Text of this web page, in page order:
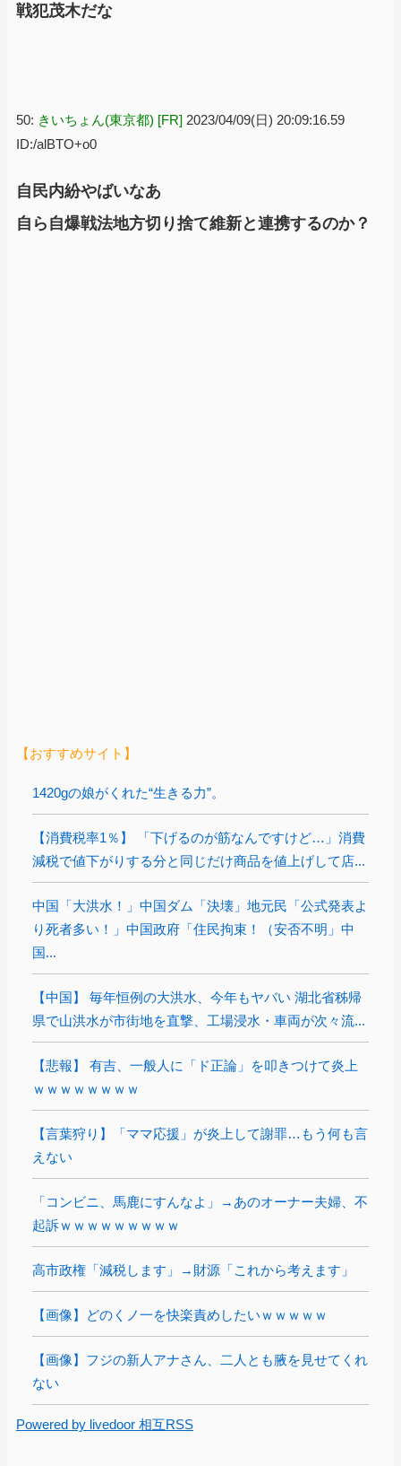
戦犯茂木だな
50: きいちょん(東京都) [FR] 2023/04/09(日) 20:09:16.59
ID:/alBTO+o0
自民内紛やばいなあ
自ら自爆戦法地方切り捨て維新と連携するのか？
【おすすめサイト】
1420gの娘がくれた“生きる力”。
【消費税率1％】 「下げるのが筋なんですけど…」消費
減税で値下がりする分と同じだけ商品を値上げして店...
中国「大洪水！」中国ダム「決壊」地元民「公式発表よ
り死者多い！」中国政府「住民拘束！（安否不明」中
国...
【中国】 毎年恒例の大洪水、今年もヤバい 湖北省秭帰
県で山洪水が市街地を直撃、工場浸水・車両が次々流...
【悲報】 有吉、一般人に「ド正論」を叩きつけて炎上
ｗｗｗｗｗｗｗｗ
【言葉狩り】「ママ応援」が炎上して謝罪…もう何も言
えない
「コンビニ、馬鹿にすんなよ」→あのオーナー夫婦、不
起訴ｗｗｗｗｗｗｗｗｗ
高市政権「減税します」→財源「これから考えます」
【画像】どのくノ一を快楽責めしたいｗｗｗｗｗ
【画像】フジの新人アナさん、二人とも腋を見せてくれ
ない
Powered by livedoor 相互RSS